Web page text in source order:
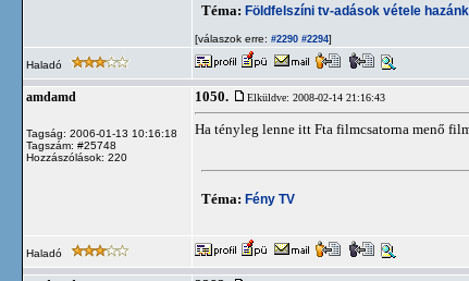
Téma: Földfelszíni tv-adások vétele
[válaszok erre: #2290 #2294]
Haladó
amdamd
Tagság: 2006-01-13 10:16:18
Tagszám: #25748
Hozzászólások: 220
1050. Elküldve: 2008-02-14 21:16:43
Ha tényleg lenne itt Fta filmcsatorna menő
Téma: Fény TV
Haladó